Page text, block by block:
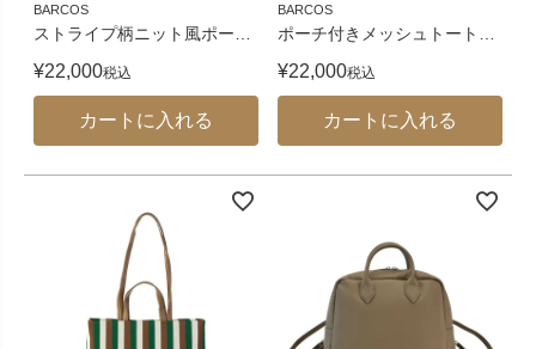
BARCOS
ストライプ柄ニット風ポー
¥22,000税込
カートに入れる
BARCOS
ポーチ付きメッシュトート
¥22,000税込
カートに入れる